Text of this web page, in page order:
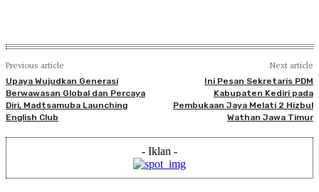
Previous article
Upaya Wujudkan Generasi
Berwawasan Global dan Percaya
Diri, Madtsamuba Launching
English Club
Next article
Ini Pesan Sekretaris PDM
Kabupaten Kediri pada
Pembukaan Jaya Melati 2 Hizbul
Wathan Jawa Timur
- Iklan -